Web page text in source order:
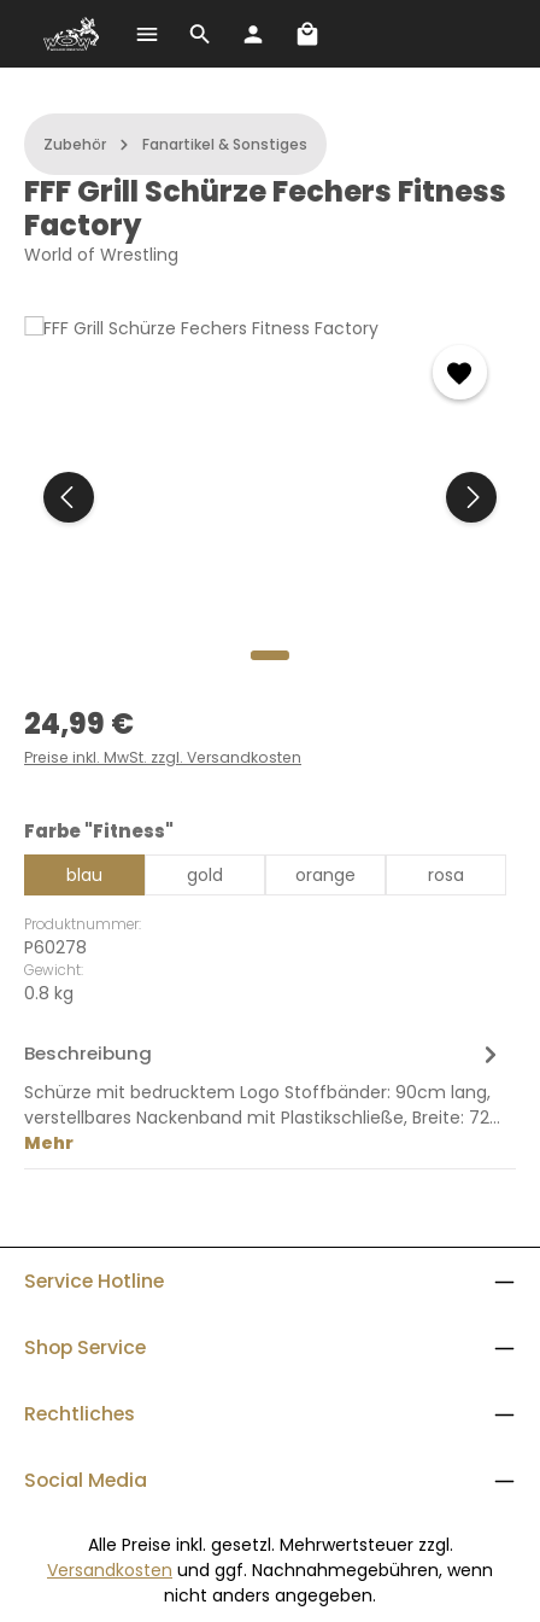
Zum Hauptinhalt springen Warenkorb enthält 0
Zubehör Fanartikel & Sonstiges
FFF Grill Schürze Fechers Fitness
Factory
World of Wrestling
Regulärer Preis:
24,99 €
Preise inkl. MwSt. zzgl. Versandkosten
Farbe "Fitness"
blau gold orange rosa
Produktnummer:
P60278
Gewicht:
0.8 kg
Beschreibung
Schürze mit bedrucktem Logo Stoffbänder: 90cm lang,
verstellbares Nackenband mit Plastikschließe, Breite: 72…
Mehr
Service Hotline
Shop Service
Rechtliches
Social Media
Alle Preise inkl. gesetzl. Mehrwertsteuer zzgl.
Versandkosten und ggf. Nachnahmegebühren, wenn
nicht anders angegeben.